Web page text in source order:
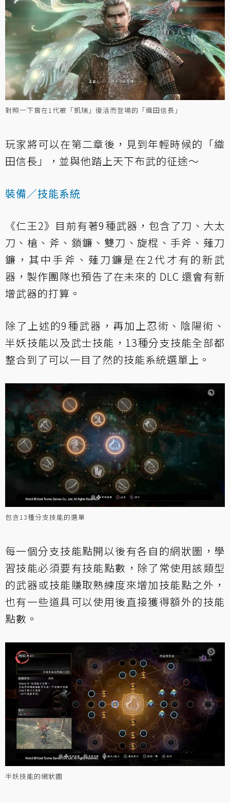
對照一下曾在1代被「凱瑞」復活而登場的「織田信長」
玩家將可以在第二章後，見到年輕時候的「織
田信長」，並與他踏上天下布武的征途～
裝備／技能系統
《仁王2》目前有著9種武器，包含了刀、大太
刀、槍、斧、鎖鐮、雙刀、旋棍、手斧、薙刀
鐮，其中手斧、薙刀鐮是在2代才有的新武
器，製作團隊也預告了在未來的 DLC 還會有新
增武器的打算。
除了上述的9種武器，再加上忍術、陰陽術、
半妖技能以及武士技能，13種分支技能全部都
整合到了可以一目了然的技能系統選單上。
包含13種分支技能的選單
每一個分支技能點開以後有各自的網狀圖，學
習技能必須要有技能點數，除了常使用該類型
的武器或技能賺取熟練度來增加技能點之外，
也有一些道具可以使用後直接獲得額外的技能
點數。
半妖技能的網狀圖